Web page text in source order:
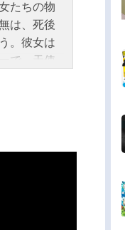
たちの物
は、死後
。彼女は
で、天使
が起きて
AngelBeat